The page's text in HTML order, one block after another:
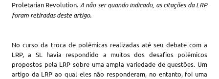
Proletarian Revolution. A não ser quando indicado, as citações da LRP
foram retiradas deste artigo.
No curso da troca de polêmicas realizadas até seu debate com a
LRP, a SL havia respondido a muitos dos desafios polêmicos
propostos pela LRP sobre uma ampla variedade de questões. Um
artigo da LRP ao qual eles não responderam, no entanto, foi uma